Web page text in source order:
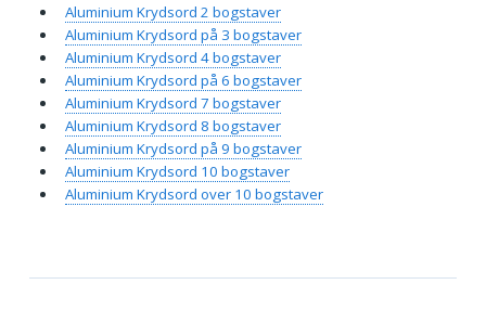
Aluminium Krydsord 2 bogstaver
Aluminium Krydsord på 3 bogstaver
Aluminium Krydsord 4 bogstaver
Aluminium Krydsord på 6 bogstaver
Aluminium Krydsord 7 bogstaver
Aluminium Krydsord 8 bogstaver
Aluminium Krydsord på 9 bogstaver
Aluminium Krydsord 10 bogstaver
Aluminium Krydsord over 10 bogstaver